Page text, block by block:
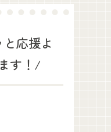
応援よ
す！/